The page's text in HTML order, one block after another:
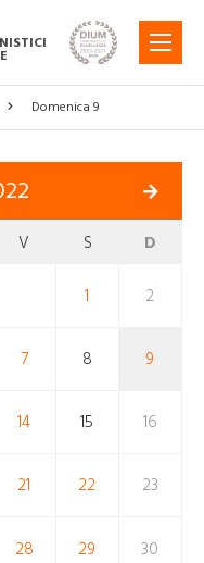
MENU
Domenica 9
V S D
1 2
7 8 9
14 15 16
21 22 23
28 29 30